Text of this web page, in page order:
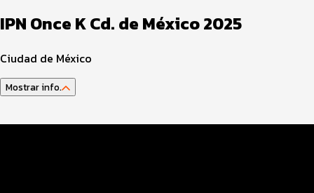
IPN Once K Cd. de México 2025
Ciudad de México
Mostrar info.